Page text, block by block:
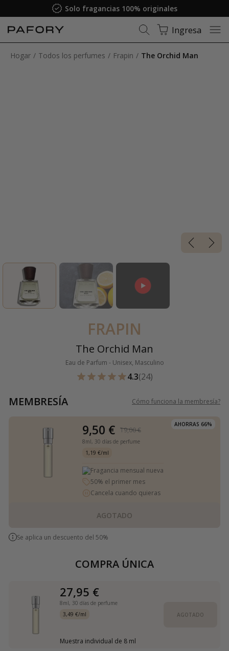
Solo fragancias 100% originales
Ingresa
Hogar Todos los perfumes Frapin The Orchid Man
FRAPIN
The Orchid Man
Eau de Parfum - Unisex, Masculino
4.3(24)
MEMBRESÍA Cómo funciona la membresía?
AHORRAS 66%
9,50 € 19,00 €
8ml, 30 días de perfume
1,19 €/ml
Fragancia mensual nueva
50% el primer mes
Cancela cuando quieras
AGOTADO
Se aplica un descuento del 50%
COMPRA ÚNICA
27,95 €
8ml, 30 días de perfume
3,49 €/ml
Muestra individual de 8 ml
AGOTADO